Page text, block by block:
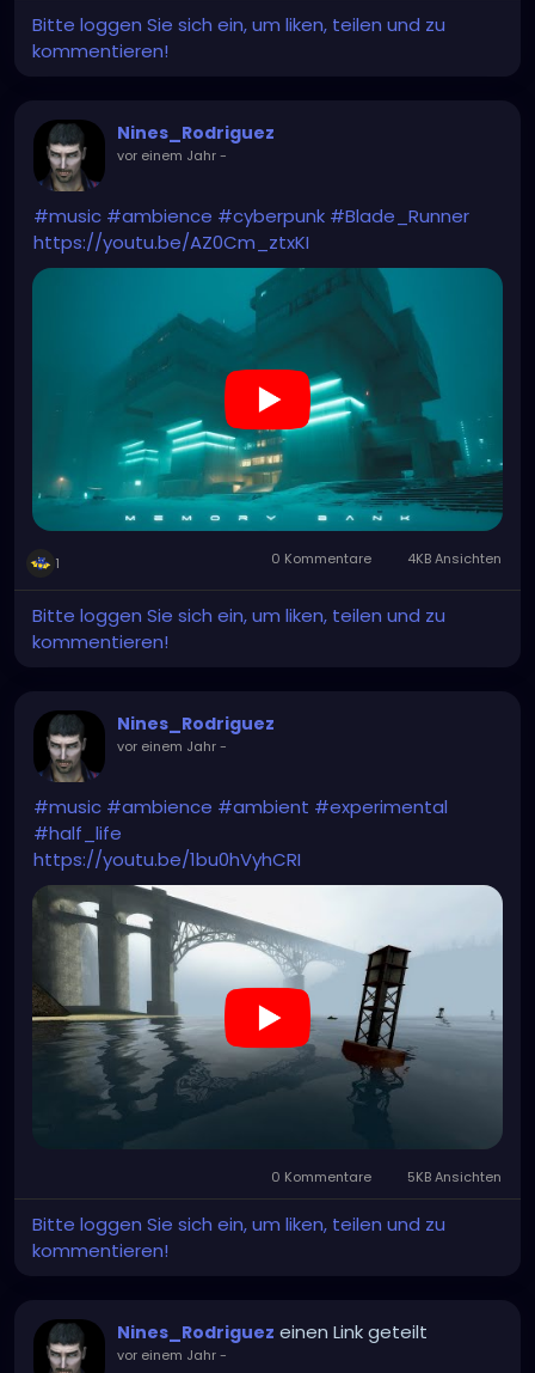
Bitte loggen Sie sich ein, um liken, teilen und zu
kommentieren!
Nines_Rodriguez
vor einem Jahr-
#music #ambience #cyberpunk #Blade_Runner
https://youtu.be/AZ0Cm_ztxKI
1 0 Kommentare 4KB Ansichten
Bitte loggen Sie sich ein, um liken, teilen und zu
kommentieren!
Nines_Rodriguez
vor einem Jahr-
#music #ambience #ambient #experimental
#half_life
https://youtu.be/1bu0hVyhCRI
0 Kommentare 5KB Ansichten
Bitte loggen Sie sich ein, um liken, teilen und zu
kommentieren!
Nines_Rodriguez einen Link geteilt
vor einem Jahr-